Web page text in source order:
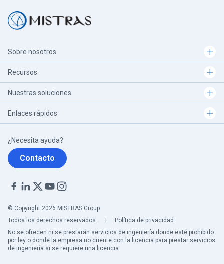
Sobre nosotros
Recursos
Nuestras soluciones
Enlaces rápidos
¿Necesita ayuda?
Contacto
© Copyright 2026 MISTRAS Group
Todos los derechos reservados.
Política de privacidad
No se ofrecen ni se prestarán servicios de ingeniería donde esté prohibido
por ley o donde la empresa no cuente con la licencia para prestar servicios
de ingeniería si se requiere una licencia.